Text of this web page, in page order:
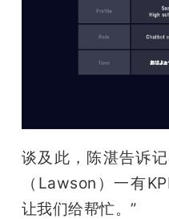
谈及此，陈湛告诉
（Lawson）一有
让我们给帮忙。”